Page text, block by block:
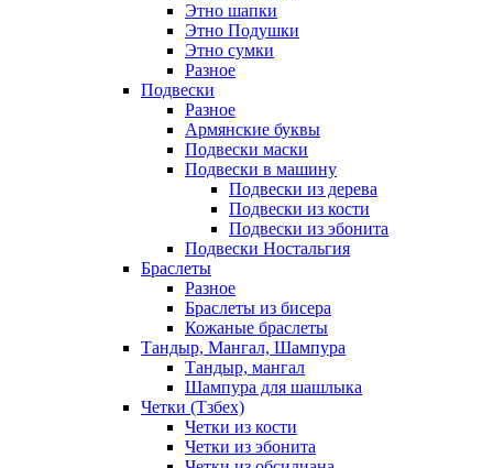
Этно шапки
Этно Подушки
Этно сумки
Разное
Подвески
Разное
Армянские буквы
Подвески маски
Подвески в машину
Подвески из дерева
Подвески из кости
Подвески из эбонита
Подвески Ностальгия
Браслеты
Разное
Браслеты из бисера
Кожаные браслеты
Тандыр, Мангал, Шампура
Тандыр, мангал
Шампура для шашлыка
Четки (Тзбех)
Четки из кости
Четки из эбонита